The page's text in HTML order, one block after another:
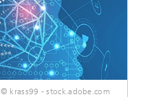
© krass99 - stock.adobe.com